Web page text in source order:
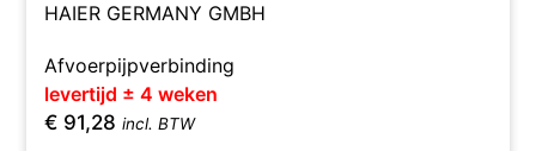
HAIER GERMANY GMBH
Afvoerpijpverbinding
levertijd ± 4 weken
€ 91,28 incl. BTW